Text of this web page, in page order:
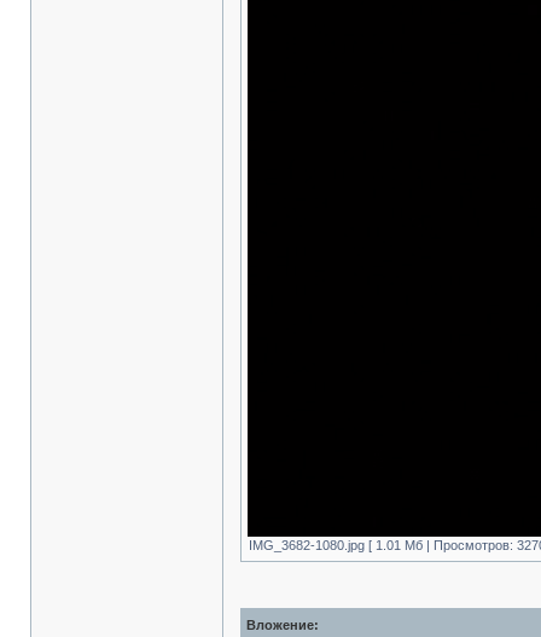
IMG_3682-1080.jpg [ 1.01 Mб | Просмотров:
Вложение: